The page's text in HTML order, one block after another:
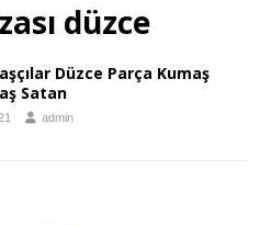
düzce
Düzce Parça Kumaş
Satan
admin